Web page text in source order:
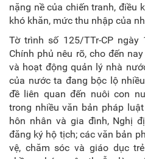
nặng nề của chiến tranh, điều
khó khăn, mức thu nhập của
Tờ trình số 125/TTr-CP
Chính phủ nêu rõ, cho đến
và hoạt động quản lý nhà
của nước ta đang bộc lộ
đề liên quan đến nuôi con
trong nhiều văn bản pháp
hôn nhân và gia đình, Nghị
đăng ký hộ tịch; các văn bản
vệ, chăm sóc và giáo dục